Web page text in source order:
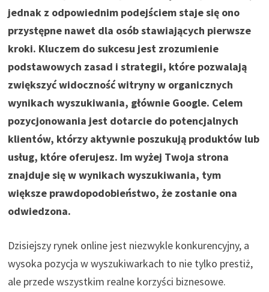
jednak z odpowiednim podejściem staje się ono
przystępne nawet dla osób stawiających pierwsze
kroki. Kluczem do sukcesu jest zrozumienie
podstawowych zasad i strategii, które pozwalają
zwiększyć widoczność witryny w organicznych
wynikach wyszukiwania, głównie Google. Celem
pozycjonowania jest dotarcie do potencjalnych
klientów, którzy aktywnie poszukują produktów lub
usług, które oferujesz. Im wyżej Twoja strona
znajduje się w wynikach wyszukiwania, tym
większe prawdopodobieństwo, że zostanie ona
odwiedzona.
Dzisiejszy rynek online jest niezwykle konkurencyjny, a
wysoka pozycja w wyszukiwarkach to nie tylko prestiż,
ale przede wszystkim realne korzyści biznesowe.